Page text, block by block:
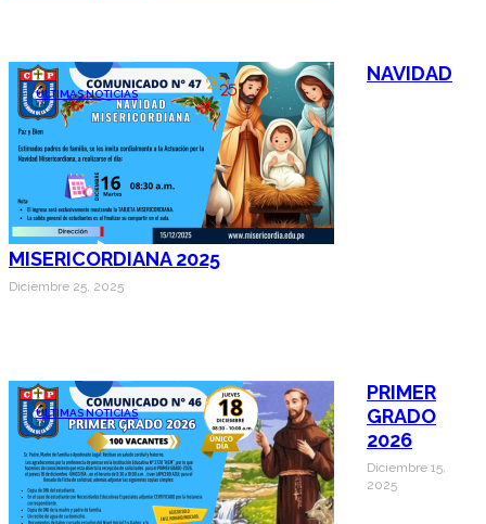
ÚLTIMAS NOTICIAS
NAVIDAD
MISERICORDIANA 2025
Diciembre 25, 2025
ÚLTIMAS NOTICIAS
PRIMER
GRADO
2026
Diciembre 15,
2025